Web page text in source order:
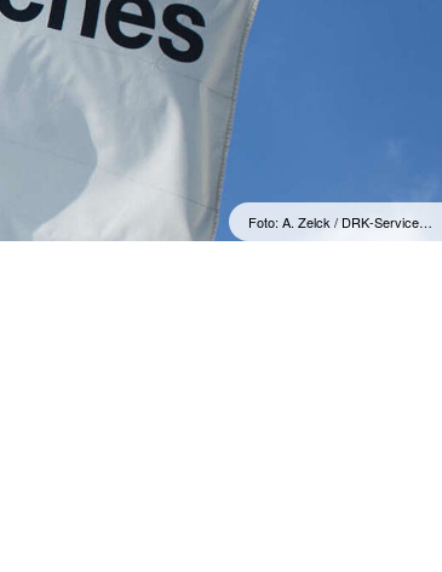
Foto: A. Zelck / DRK-Service…